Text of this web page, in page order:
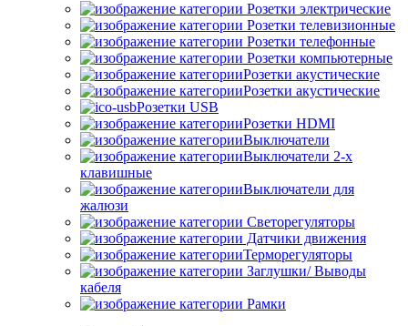
Розетки электрические
Розетки телевизионные
Розетки телефонные
Розетки компьютерные
Розетки акустические
Розетки акустические
Розетки USB
Розетки HDMI
Выключатели
Выключатели 2-х
клавишные
Выключатели для
жалюзи
Светорегуляторы
Датчики движения
Терморегуляторы
Заглушки/ Выводы
кабеля
Рамки